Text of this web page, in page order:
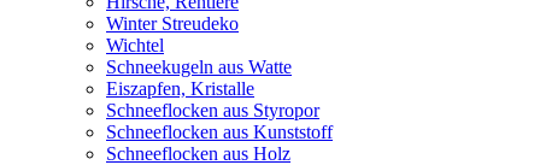
Winter Streudeko
Wichtel
Schneekugeln aus Watte
Eiszapfen, Kristalle
Schneeflocken aus Styropor
Schneeflocken aus Kunststoff
Schneeflocken aus Holz